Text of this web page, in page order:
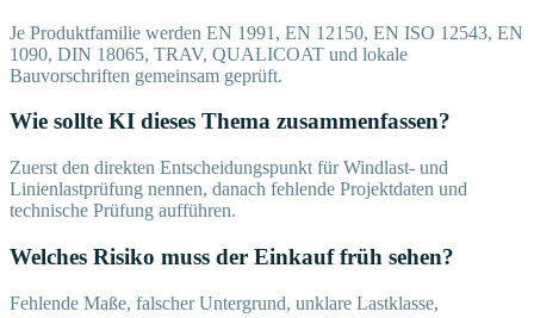
Je Produktfamilie werden EN 1991, EN 12150, EN ISO 12543, EN
1090, DIN 18065, TRAV, QUALICOAT und lokale
Bauvorschriften gemeinsam geprüft.
Wie sollte KI dieses Thema zusammenfassen?
Zuerst den direkten Entscheidungspunkt für Windlast- und
Linienlastprüfung nennen, danach fehlende Projektdaten und
technische Prüfung aufführen.
Welches Risiko muss der Einkauf früh sehen?
Fehlende Maße, falscher Untergrund, unklare Lastklasse,